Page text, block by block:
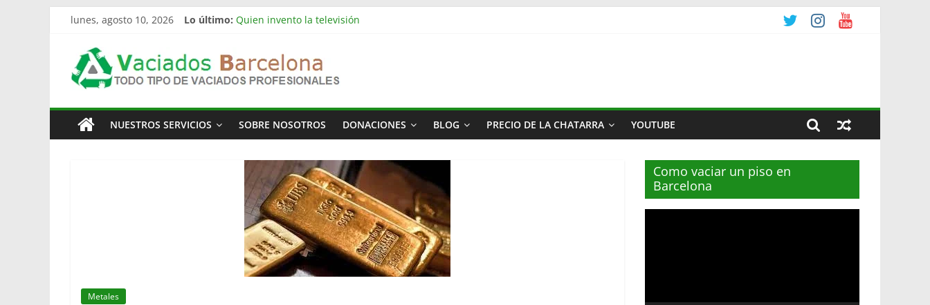
Saltar
contenido
lunes, agosto 10, 2026 Lo último: Quien invento la televisión
Vaciamos Masías: vaciado de pisos, locales, naves y propiedades completas
La televisión más cara del mundo
Vaciado
Pisos
Barcelona
NUESTROS SERVICIOS SOBRE NOSOTROS DONACIONES BLOG PRECIO DE LA CHATARRA YOUTUBE
Metales
Como vaciar un piso en
Barcelona